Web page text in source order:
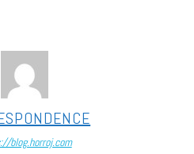
blog.horroj.com